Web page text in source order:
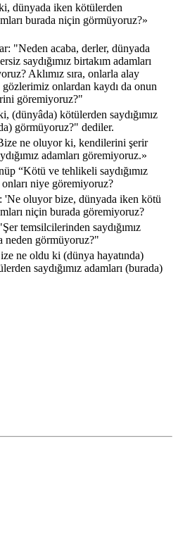
dünyada iken kötülerden
burada niçin görmüyoruz?»
"Neden acaba, derler, dünyada
saydığımız birtakım adamları
Aklımız sıra, onlarla alay
onlardan kaydı da onun
göremiyoruz?"
(dünyâda) kötülerden saydığımız
görmüyoruz?" dediler.
ne oluyor ki, kendilerini şerir
adamları göremiyoruz.»
“Kötü ve tehlikeli saydığımız
niye göremiyoruz?
'Ne oluyor bize, dünyada iken kötü
niçin burada göremiyoruz?
temsilcilerinden saydığımız
neden görmüyoruz?"
ne oldu ki (dünya hayatında)
saydığımız adamları (burada)